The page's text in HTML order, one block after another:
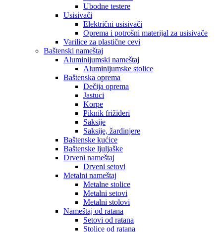
Ubodne testere
Usisivači
Električni usisivači
Oprema i potrošni materijal za usisivače
Varilice za plastične cevi
Baštenski nameštaj
Aluminijumski nameštaj
Aluminijumske stolice
Baštenska oprema
Dečija oprema
Jastuci
Korpe
Piknik frižideri
Saksije
Saksije, žardinjere
Baštenske kućice
Baštenske ljuljaške
Drveni nameštaj
Drveni setovi
Metalni nameštaj
Metalne stolice
Metalni setovi
Metalni stolovi
Nameštaj od ratana
Setovi od ratana
Stolice od ratana